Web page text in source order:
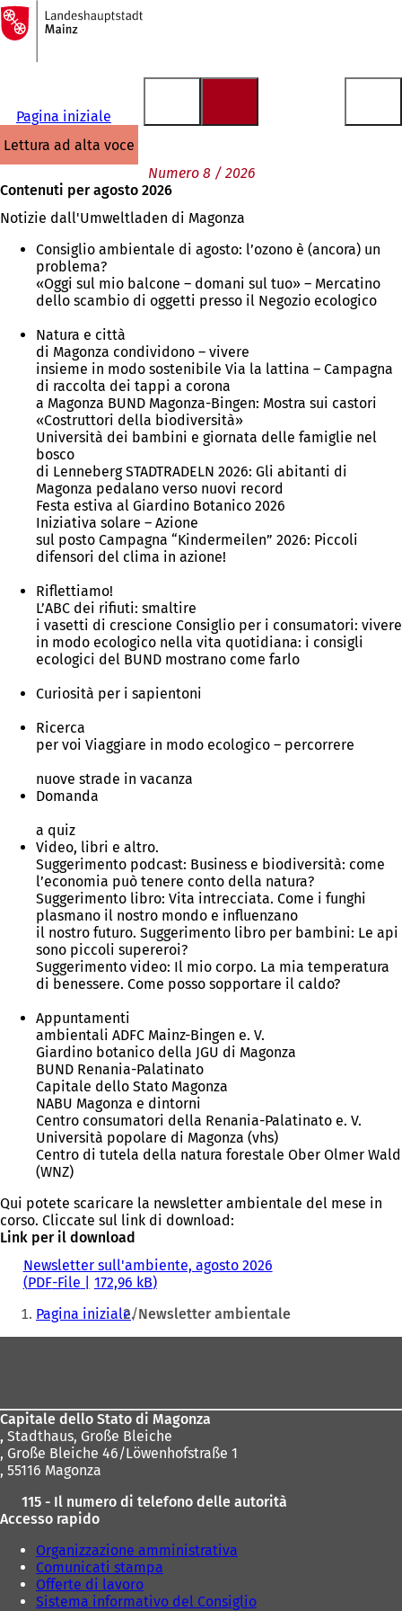
Vai al contenuto
Alla
pagina
iniziale
Pagina iniziale
lettura ad alta voce
Numero 8 / 2026
Contenuti per agosto 2026
Notizie dall'Umweltladen di Magonza
Consiglio ambientale di agosto: l’ozono è (ancora) un
problema?
«Oggi sul mio balcone – domani sul tuo» – Mercatino
dello scambio di oggetti presso il Negozio ecologico
Natura e città
di Magonza condividono – vivere
insieme in modo sostenibile Via la lattina – Campagna
di raccolta dei tappi a corona
a Magonza BUND Magonza-Bingen: Mostra sui castori
«Costruttori della biodiversità»
Università dei bambini e giornata delle famiglie nel
bosco
di Lenneberg STADTRADELN 2026: Gli abitanti di
Magonza pedalano verso nuovi record
Festa estiva al Giardino Botanico 2026
Iniziativa solare – Azione
sul posto Campagna “Kindermeilen” 2026: Piccoli
difensori del clima in azione!
Riflettiamo!
L’ABC dei rifiuti: smaltire
i vasetti di crescione Consiglio per i consumatori: vivere
in modo ecologico nella vita quotidiana: i consigli
ecologici del BUND mostrano come farlo
Curiosità per i sapientoni
Ricerca
per voi Viaggiare in modo ecologico – percorrere
nuove strade in vacanza
Domanda
a quiz
Video, libri e altro.
Suggerimento podcast: Business e biodiversità: come
l’economia può tenere conto della natura?
Suggerimento libro: Vita intrecciata. Come i funghi
plasmano il nostro mondo e influenzano
il nostro futuro. Suggerimento libro per bambini: Le api
sono piccoli supereroi?
Suggerimento video: Il mio corpo. La mia temperatura
di benessere. Come posso sopportare il caldo?
Appuntamenti
ambientali ADFC Mainz-Bingen e. V.
Giardino botanico della JGU di Magonza
BUND Renania-Palatinato
Capitale dello Stato Magonza
NABU Magonza e dintorni
Centro consumatori della Renania-Palatinato e. V.
Università popolare di Magonza (vhs)
Centro di tutela della natura forestale Ober Olmer Wald
(WNZ)
Qui potete scaricare la newsletter ambientale del mese in
corso. Cliccate sul link di download:
Link per il download
Newsletter sull'ambiente, agosto 2026
PDF-File 172,96 kB
Siete
qui:
Pagina iniziale Newsletter ambientale
Capitale dello Stato di Magonza
, Stadthaus, Große Bleiche
, Große Bleiche 46/Löwenhofstraße 1
, 55116 Magonza
115 - Il numero di telefono delle autorità
Accesso rapido
Organizzazione amministrativa
Comunicati stampa
Offerte di lavoro
Sistema informativo del Consiglio